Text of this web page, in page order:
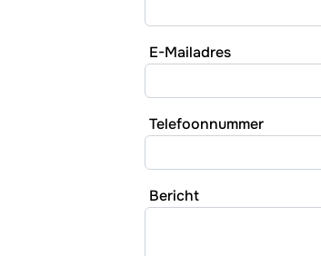
E-Mailadres
Telefoonnummer
Bericht